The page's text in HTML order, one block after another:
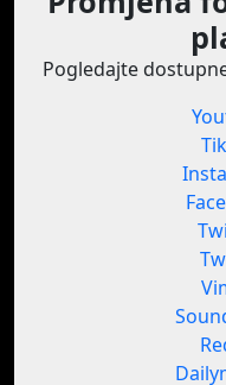
Pogledajte